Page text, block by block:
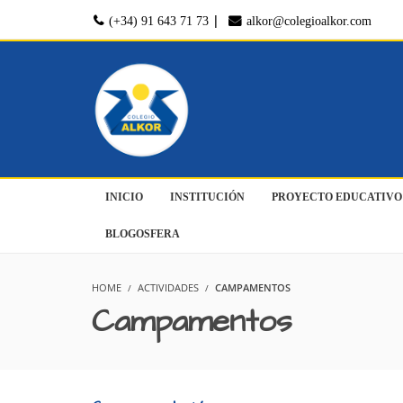
(+34) 91 643 71 73 | alkor@colegioalkor.com
INICIO INSTITUCIÓN PROYECTO EDUCATIVO
BLOGOSFERA
HOME ACTIVIDADES CAMPAMENTOS
Campamentos